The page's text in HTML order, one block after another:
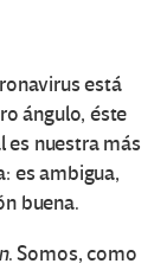
está
ángulo, éste
es nuestra más
es ambigua,
buena.
. Somos, como